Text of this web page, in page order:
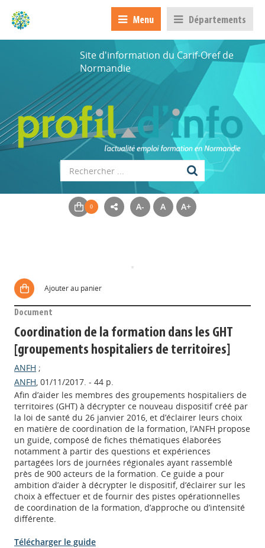
Menu Départements
Site d'information du Carif-Oref de
Normandie
A- A A+
Ajouter au panier
Document
Coordination de la formation dans les GHT
[groupements hospitaliers de territoires]
ANFH ;
ANFH, 01/11/2017. - 44 p.
Afin d’aider les membres des groupements hospitaliers de
territoires (GHT) à décrypter ce nouveau dispositif créé par
la loi de santé du 26 janvier 2016, et d’éclairer leurs choix
en matière de coordination de la formation, l’ANFH propose
un guide, composé de fiches thématiques élaborées
notamment à partir des questions et expériences
partagées lors de journées régionales ayant rassemblé
près de 900 acteurs de la formation. Ce guide a pour
ambition d’aider à décrypter le dispositif, d’éclairer sur les
choix à effectuer et de fournir des pistes opérationnelles
de coordination de la formation, d’approche ou d’intensité
différente.
Télécharger le guide